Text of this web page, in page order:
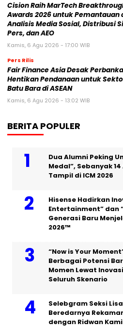
Cision Raih MarTech
Awards 2026 untuk Pemantauan
Analisis Media Sosial, Distribusi
Pers, dan AEO
Kamis, 6 Agu 2026 - 17:00 WIB
Pers Rilis
Fair Finance Asia Desak
Hentikan Pendanaan untuk
Batu Bara di ASEAN
Kamis, 6 Agu 2026 - 13:02 WIB
BERITA POPULER
Dua Alumni Peking
Medal”, Sebanyak
Tampil di ICM 2026
Hisense Hadirkan
Entertainment” dan
Generasi Baru
2026™
“Now is Your
Berbagai Potensi
Momen Lewat
Seluruh Skenario
Selebgram Seksi
Beredarnya
dengan Ridwan